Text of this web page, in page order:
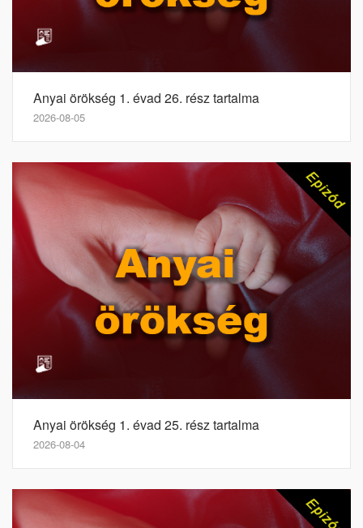
Anyai örökség 1. évad 26. rész tartalma
2026-08-05
Anyai örökség 1. évad 25. rész tartalma
2026-08-04